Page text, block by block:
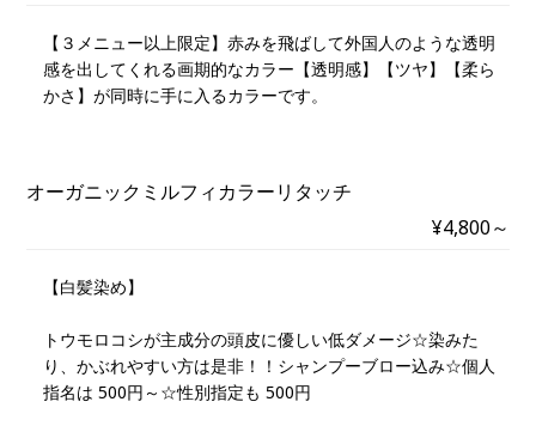
【３メニュー以上限定】赤みを飛ばして外国人のような透明
感を出してくれる画期的なカラー【透明感】【ツヤ】【柔ら
かさ】が同時に手に入るカラーです。
オーガニックミルフィカラーリタッチ
¥4,800～
【白髪染め】
トウモロコシが主成分の頭皮に優しい低ダメージ☆染みた
り、かぶれやすい方は是非！！シャンプーブロー込み☆個人
指名は 500円～☆性別指定も 500円